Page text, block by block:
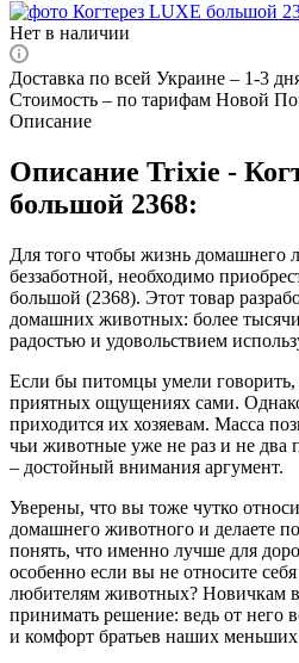
Нет в наличии
Доставка по всей Украине – 1-3
Стоимость – по тарифам Новой
Описание
Описание Trixie -
большой 2368:
Для того чтобы жизнь домашнего
беззаботной, необходимо
большой (2368). Этот товар
домашних животных: более
радостью и удовольствием
Если бы питомцы умели говорить,
приятных ощущениях сами.
приходится их хозяевам. Масса
чьи животные уже не раз и не два
– достойный внимания аргумент.
Уверены, что вы тоже чутко
домашнего животного и делаете
понять, что именно лучше для
особенно если вы не относите
любителям животных? Новичкам в
принимать решение: ведь от него
и комфорт братьев наших